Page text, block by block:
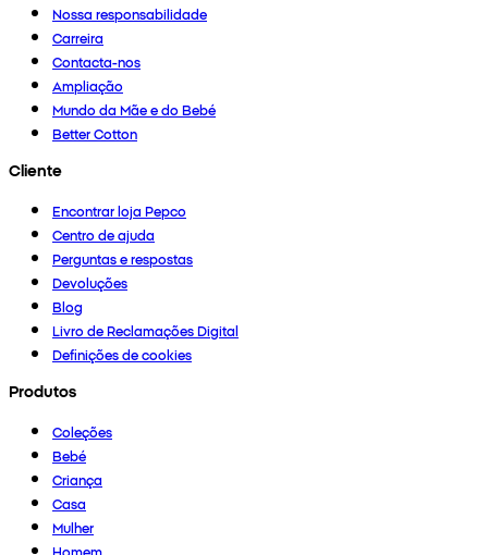
Nossa responsabilidade
Carreira
Contacta-nos
Ampliação
Mundo da Mãe e do Bebé
Better Cotton
Cliente
Encontrar loja Pepco
Centro de ajuda
Perguntas e respostas
Devoluções
Blog
Livro de Reclamações Digital
Definições de cookies
Produtos
Coleções
Bebé
Criança
Casa
Mulher
Homem